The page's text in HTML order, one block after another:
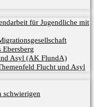
für Jugendliche mit
Ebersberg
Asyl (AK FlundA)
Flucht und Asyl
schwierigen